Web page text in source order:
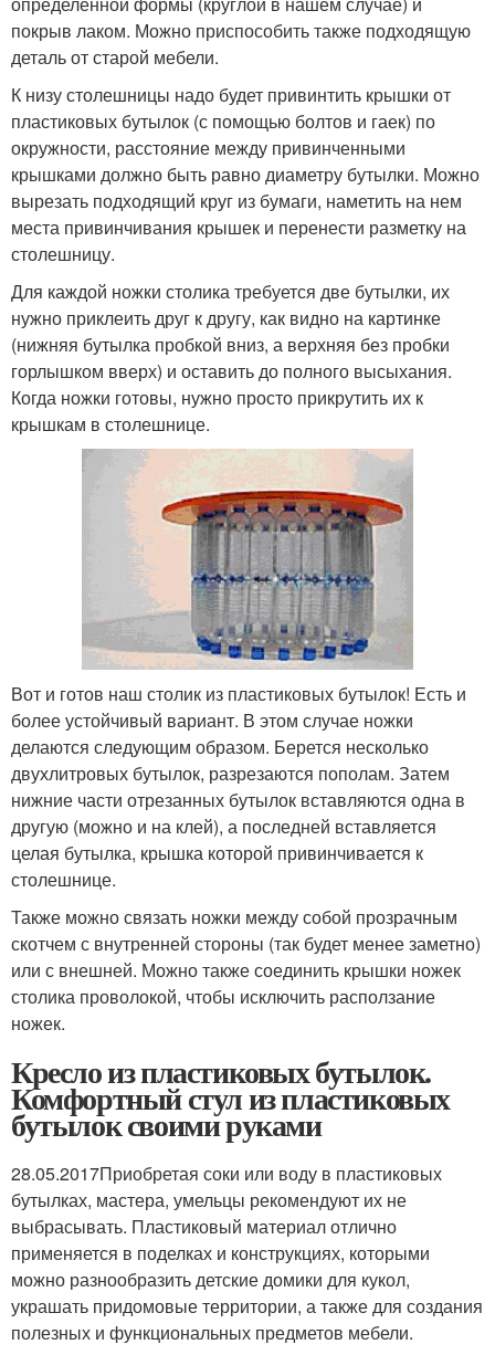
покрыв лаком. Можно приспособить также подходящую
деталь от старой мебели.
К низу столешницы надо будет привинтить крышки от
пластиковых бутылок (с помощью болтов и гаек) по
окружности, расстояние между привинченными
крышками должно быть равно диаметру бутылки. Можно
вырезать подходящий круг из бумаги, наметить на нем
места привинчивания крышек и перенести разметку на
столешницу.
Для каждой ножки столика требуется две бутылки, их
нужно приклеить друг к другу, как видно на картинке
(нижняя бутылка пробкой вниз, а верхняя без пробки
горлышком вверх) и оставить до полного высыхания.
Когда ножки готовы, нужно просто прикрутить их к
крышкам в столешнице.
Вот и готов наш столик из пластиковых бутылок! Есть и
более устойчивый вариант. В этом случае ножки
делаются следующим образом. Берется несколько
двухлитровых бутылок, разрезаются пополам. Затем
нижние части отрезанных бутылок вставляются одна в
другую (можно и на клей), а последней вставляется
целая бутылка, крышка которой привинчивается к
столешнице.
Также можно связать ножки между собой прозрачным
скотчем с внутренней стороны (так будет менее заметно)
или с внешней. Можно также соединить крышки ножек
столика проволокой, чтобы исключить расползание
ножек.
Кресло из пластиковых бутылок.
Комфортный стул из пластиковых
бутылок своими руками
28.05.2017Приобретая соки или воду в пластиковых
бутылках, мастера, умельцы рекомендуют их не
выбрасывать. Пластиковый материал отлично
применяется в поделках и конструкциях, которыми
можно разнообразить детские домики для кукол,
украшать придомовые территории, а также для создания
полезных и функциональных предметов мебели.